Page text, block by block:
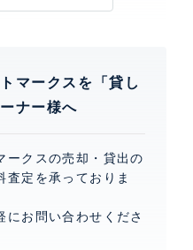
マークスを「貸し
ナー様へ
ークスの売却・貸出の
査定を承っておりま
にお問い合わせくださ